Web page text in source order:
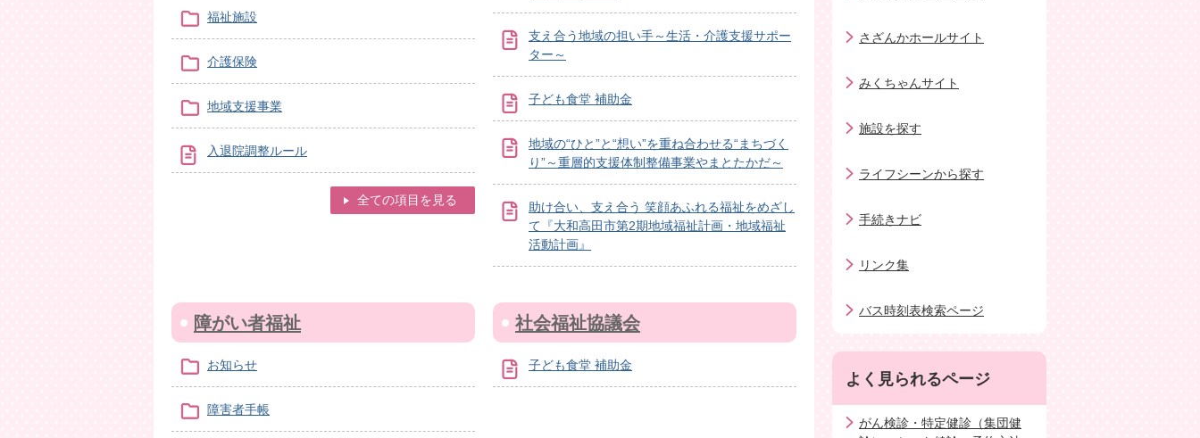
福祉施設
介護保険
地域支援事業
入退院調整ルール
全ての項目を見る
支え合う地域の担い手～生活・介護支援サポー
ター～
子ども食堂 補助金
地域の“ひと”と“想い”を重ね合わせる“まちづく
り”～重層的支援体制整備事業やまとたかだ～
助け合い、支え合う 笑顔あふれる福祉をめざし
て『大和高田市第2期地域福祉計画・地域福祉
活動計画』
障がい者福祉
お知らせ
障害者手帳
社会福祉協議会
子ども食堂 補助金
さざんかホールサイト
みくちゃんサイト
施設を探す
ライフシーンから探す
手続きナビ
リンク集
バス時刻表検索ページ
よく見られるページ
がん検診・特定健診（集団健